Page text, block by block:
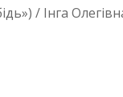
/ Інга